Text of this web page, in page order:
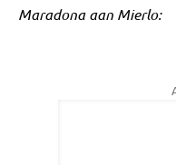
Maradona aan Mierlo: